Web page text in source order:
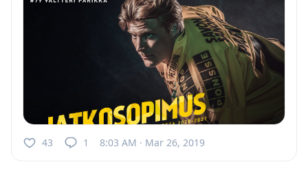
43 1 8:03 AM · Mar 26, 2019